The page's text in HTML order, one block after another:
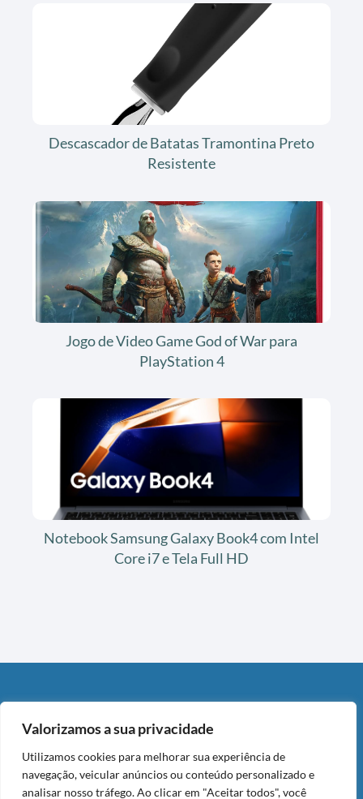
Valorizamos a sua privacidade
Utilizamos cookies para melhorar sua experiência de
navegação, veicular anúncios ou conteúdo personalizado e
analisar nosso tráfego. Ao clicar em "Aceitar todos", você
Descascador de Batatas Tramontina Preto
Resistente
Jogo de Video Game God of War para
PlayStation 4
Notebook Samsung Galaxy Book4 com Intel
Core i7 e Tela Full HD
Este post contém links de afiliado da Amazon. Como
Associado da Amazon, eu recebo por compras qualificadas,
sem custo adicional para você.